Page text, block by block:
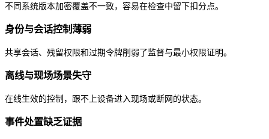
不同系统版本加密覆盖不一致，容易在检查中留下扣分点。
身份与会话控制薄弱
共享会话、残留权限和过期令牌削弱了监督与最小权限证明。
离线与现场场景失守
在线生效的控制，跟不上设备进入现场或断网的状态。
事件处置缺乏证据